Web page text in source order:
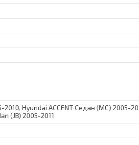
2010, Hyundai ACCENT Седан (MC) 2005-
(JB) 2005-2011